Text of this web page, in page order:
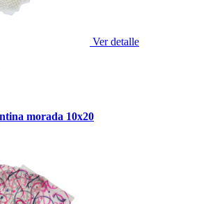
Ver detalle
morada 10x20